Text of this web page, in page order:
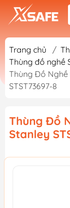
Trang chủ /
Thùng đồ nghề
Thùng Đồ Nghề
STST73697-8
Thùng Đồ
Stanley